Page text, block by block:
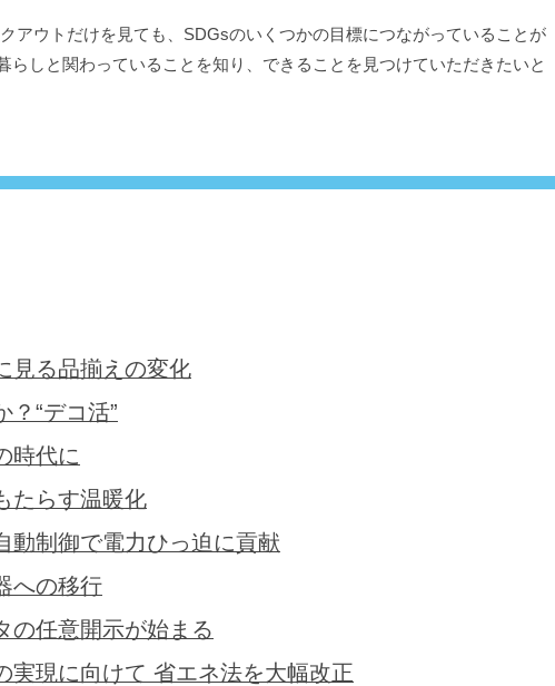
アウトだけを見ても、SDGsのいくつかの目標につながっていることが
らしと関わっていることを知り、できることを見つけていただきたいと
見る品揃えの変化
？“デコ活”
時代に
たらす温暖化
動制御で電力ひっ迫に貢献
への移行
の任意開示が始まる
実現に向けて 省エネ法を大幅改正